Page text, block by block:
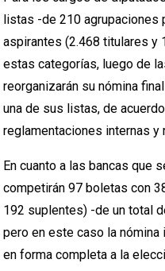
listas -de 210 agrupaciones
aspirantes (2.468 titulares y
estas categorías, luego de
reorganizarán su nómina
una de sus listas, de
reglamentaciones internas y
En cuanto a las bancas que
competirán 97 boletas con
192 suplentes) -de un total
pero en este caso la
en forma completa a la